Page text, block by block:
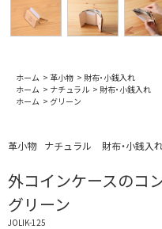
ホーム > 革小物 > 財布・小銭入れ
ホーム > ナチュラル > 財布・小銭入れ
ホーム > グリーン
革小物 ナチュラル 財布・小銭入
外コインケースのコ
グリーン
JOLIK-125